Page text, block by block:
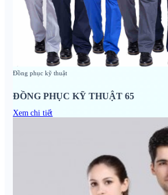
Đồng phục kỹ thuật
ĐỒNG PHỤC KỸ THUẬT 65
Xem chi tiết